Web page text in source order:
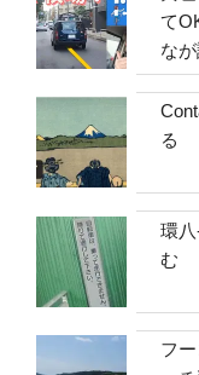
て
な
る
環
む
フ